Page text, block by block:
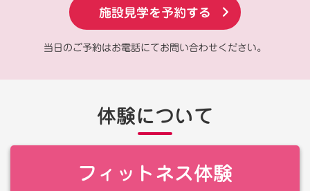
施設見学を予約する
当日のご予約はお電話にてお問い合わせください。
体験について
フィットネス体験